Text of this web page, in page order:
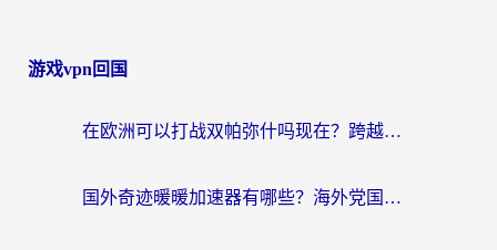
游戏vpn回国
在欧洲可以打战双帕弥什吗现在？跨越延迟墙的实战指南
国外奇迹暖暖加速器有哪些？海外党国服游戏畅玩终极指南（附亲测推荐）